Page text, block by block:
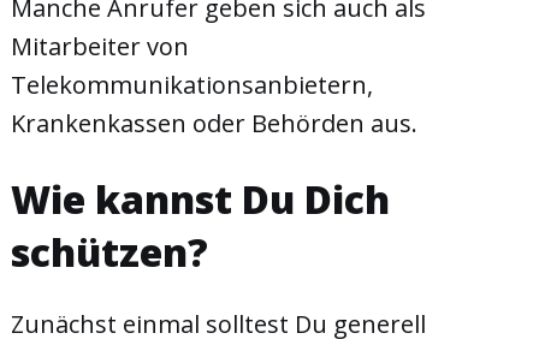
Manche Anrufer geben sich auch als
Mitarbeiter von
Telekommunikationsanbietern,
Krankenkassen oder Behörden aus.
Wie kannst Du Dich
schützen?
Zunächst einmal solltest Du generell